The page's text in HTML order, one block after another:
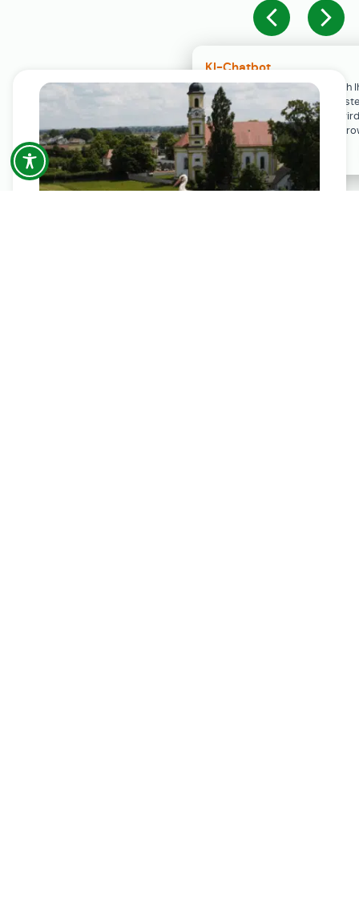
KI-Chatbot
Der KI-Chatbot steht erst nach
Einwilligung in den Cookie-
Verfügung. Der Chat-Verlauf
ausschließlich lokal in Ihrem
gespeichert.